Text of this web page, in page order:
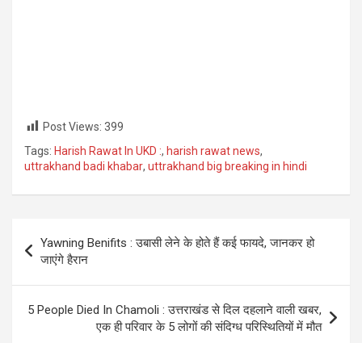
Post Views: 399
Tags: Harish Rawat In UKD :, harish rawat news,
uttrakhand badi khabar, uttrakhand big breaking in hindi
navigation
Yawning Benifits : उबासी लेने के होते हैं कई फायदे, जानकर हो
जाएंगे हैरान
5 People Died In Chamoli : उत्तराखंड से दिल दहलाने वाली खबर,
एक ही परिवार के 5 लोगों की संदिग्ध परिस्थितियों में मौत